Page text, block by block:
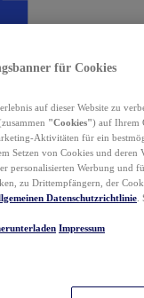
für Cookies
auf dieser Website zu
"Cookies") auf Ihrem
Aktivitäten für ein
Setzen von Cookies und
personalisierten Werbung und
zu Drittempfängern, der
Datenschutzrichtlinie
Impressum